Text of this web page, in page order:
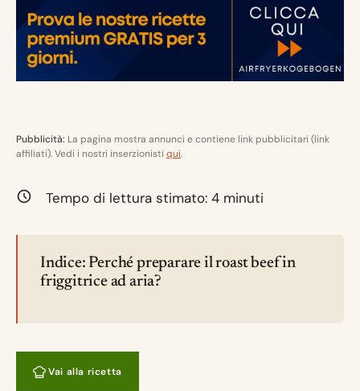
Pubblicità: La pagina mostra annunci e contiene link pubblicitari (link
affiliati). Vedi i nostri inserzionisti qui.
Tempo di lettura stimato: 4 minuti
Indice: Perché preparare il roast beef in
friggitrice ad aria?
Vai alla ricetta